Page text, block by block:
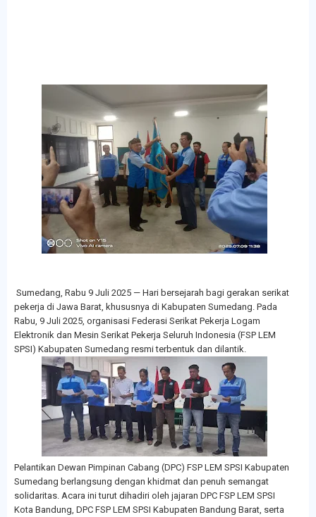
Sumedang, Rabu 9 Juli 2025 — Hari bersejarah bagi gerakan serikat
pekerja di Jawa Barat, khususnya di Kabupaten Sumedang. Pada
Rabu, 9 Juli 2025, organisasi Federasi Serikat Pekerja Logam
Elektronik dan Mesin Serikat Pekerja Seluruh Indonesia (FSP LEM
SPSI) Kabupaten Sumedang resmi terbentuk dan dilantik.
Pelantikan Dewan Pimpinan Cabang (DPC) FSP LEM SPSI Kabupaten
Sumedang berlangsung dengan khidmat dan penuh semangat
solidaritas. Acara ini turut dihadiri oleh jajaran DPC FSP LEM SPSI
Kota Bandung, DPC FSP LEM SPSI Kabupaten Bandung Barat, serta